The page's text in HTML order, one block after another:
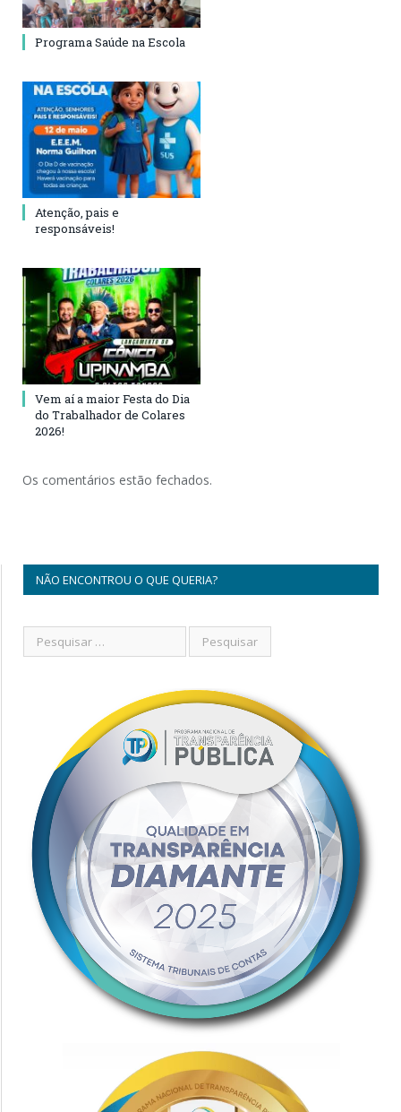
Programa Saúde na Escola
Atenção, pais e
responsáveis!
Vem aí a maior Festa do Dia
do Trabalhador de Colares
2026!
Os comentários estão fechados.
NÃO ENCONTROU O QUE QUERIA?